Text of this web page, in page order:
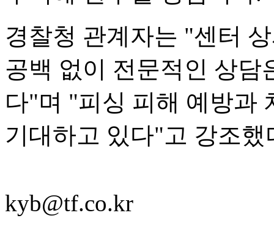
경찰청 관계자는 "센터
공백 없이 전문적인 상담
다"며 "피싱 피해 예방과
기대하고 있다"고 강조했
kyb@tf.co.kr